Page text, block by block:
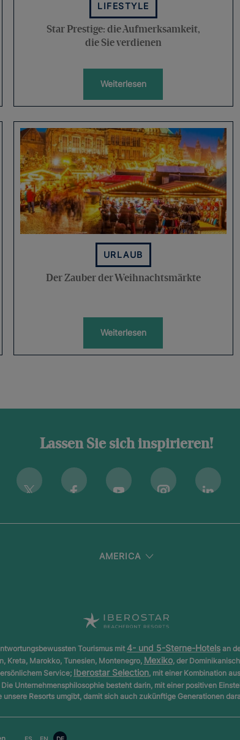
LIFESTYLE
Star Prestige: die Aufmerksamkeit,
die Sie verdienen
Weiterlesen
URLAUB
Der Zauber der Weihnachtsmärkte
Weiterlesen
Lassen Sie sich inspirieren!
Twitter Facebook Youtube InstagramLinkedin
AMERICA
Tourismus mit 4- und 5-Sterne-Hotels an
Kreta, Marokko, Tunesien, Montenegro, Mexiko, der
Service; Iberostar Selection, mit einer Kombination
Unternehmensphilosophie besteht darin, mit einer positiven
unsere Resorts umgibt, damit sich auch zukünftige Generationen